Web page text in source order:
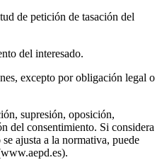
de petición de tasación del
del interesado.
excepto por obligación legal o
supresión, oposición,
del consentimiento. Si considera
ajusta a la normativa, puede